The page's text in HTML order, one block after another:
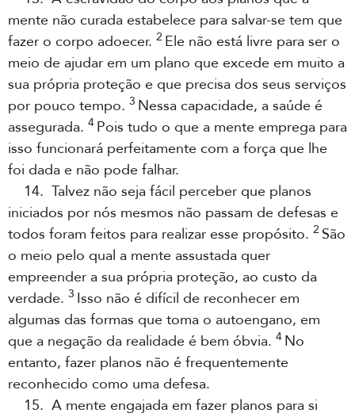
mente não curada estabelece para salvar-se tem que
fazer o corpo adoecer. 2 Ele não está livre para ser o
meio de ajudar em um plano que excede em muito a
sua própria proteção e que precisa dos seus serviços
por pouco tempo. 3 Nessa capacidade, a saúde é
assegurada. 4 Pois tudo o que a mente emprega para
isso funcionará perfeitamente com a força que lhe
foi dada e não pode falhar.
14. Talvez não seja fácil perceber que planos
iniciados por nós mesmos não passam de defesas e
todos foram feitos para realizar esse propósito. 2 São
o meio pelo qual a mente assustada quer
empreender a sua própria proteção, ao custo da
verdade. 3 Isso não é difícil de reconhecer em
algumas das formas que toma o autoengano, em
que a negação da realidade é bem óbvia. 4 No
entanto, fazer planos não é frequentemente
reconhecido como uma defesa.
15. A mente engajada em fazer planos para si